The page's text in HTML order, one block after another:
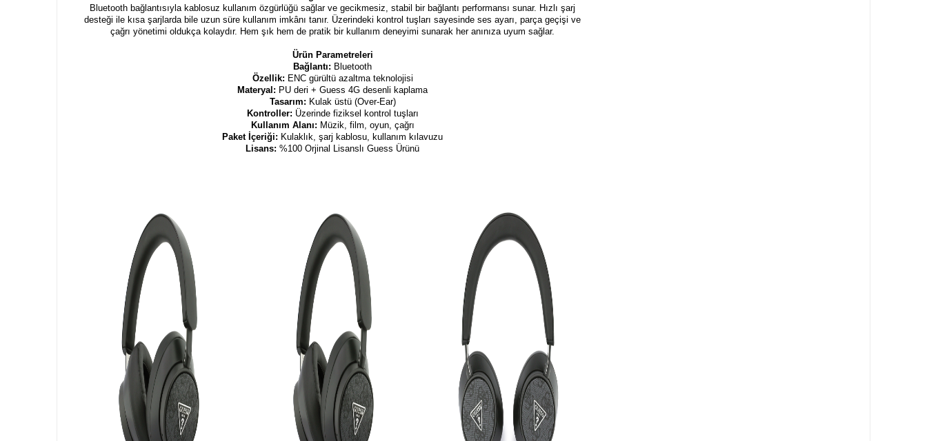
Bluetooth bağlantısıyla kablosuz kullanım özgürlüğü sağlar ve gecikmesiz, stabil bir bağlantı performansı sunar. Hızlı şarj
desteği ile kısa şarjlarda bile uzun süre kullanım imkânı tanır. Üzerindeki kontrol tuşları sayesinde ses ayarı, parça geçişi ve
çağrı yönetimi oldukça kolaydır. Hem şık hem de pratik bir kullanım deneyimi sunarak her anınıza uyum sağlar.
Ürün Parametreleri
Bağlantı: Bluetooth
Özellik: ENC gürültü azaltma teknolojisi
Materyal: PU deri + Guess 4G desenli kaplama
Tasarım: Kulak üstü (Over-Ear)
Kontroller: Üzerinde fiziksel kontrol tuşları
Kullanım Alanı: Müzik, film, oyun, çağrı
Paket İçeriği: Kulaklık, şarj kablosu, kullanım kılavuzu
Lisans:%100 Orjinal Lisanslı Guess Ürünü